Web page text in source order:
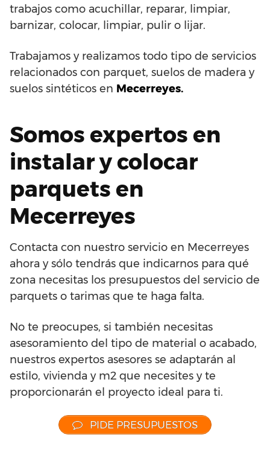
trabajos como acuchillar, reparar, limpiar,
barnizar, colocar, limpiar, pulir o lijar.
Trabajamos y realizamos todo tipo de servicios
relacionados con parquet, suelos de madera y
suelos sintéticos en Mecerreyes.
Somos expertos en
instalar y colocar
parquets en
Mecerreyes
Contacta con nuestro servicio en Mecerreyes
ahora y sólo tendrás que indicarnos para qué
zona necesitas los presupuestos del servicio de
parquets o tarimas que te haga falta.
No te preocupes, si también necesitas
asesoramiento del tipo de material o acabado,
nuestros expertos asesores se adaptarán al
estilo, vivienda y m2 que necesites y te
proporcionarán el proyecto ideal para ti.
PIDE PRESUPUESTOS